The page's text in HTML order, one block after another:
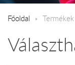
Főoldal Termékek